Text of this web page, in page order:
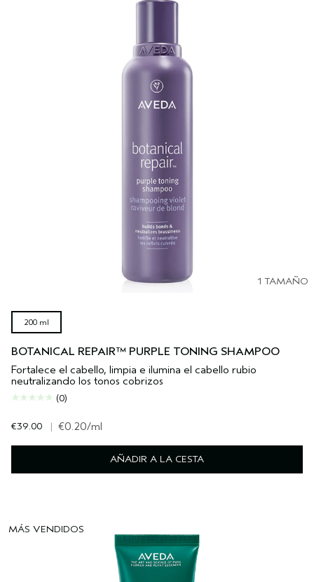
1 TAMAÑO
200 ml
BOTANICAL REPAIR™ PURPLE TONING SHAMPOO
Fortalece el cabello, limpia e ilumina el cabello rubio
neutralizando los tonos cobrizos
(0)
€39.00 | €0.20/ml
AÑADIR A LA CESTA
MÁS VENDIDOS